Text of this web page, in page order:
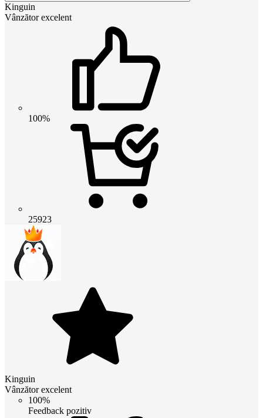
Kinguin
Vânzător excelent
100%
25923
Kinguin
Vânzător excelent
100%
Feedback pozitiv